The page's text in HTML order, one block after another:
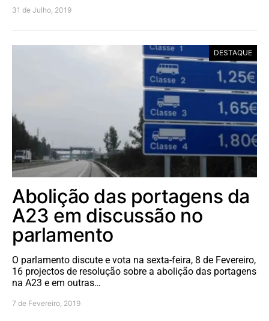
31 de Julho, 2019
DESTAQUE
Abolição das portagens da
A23 em discussão no
parlamento
O parlamento discute e vota na sexta-feira, 8 de Fevereiro,
16 projectos de resolução sobre a abolição das portagens
na A23 e em outras…
7 de Fevereiro, 2019